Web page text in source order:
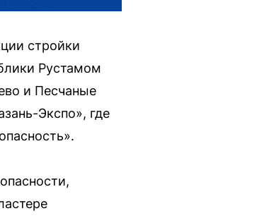
стройки
Рустамом
и Песчаные
Экспо», где